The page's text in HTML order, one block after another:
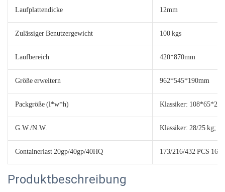
Laufplattendicke 12mm
Zulässiger Benutzergewicht 100 kgs
Laufbereich 420*870mm
Größe erweitern 962*545*190mm
Packgröße (l*w*h) Klassiker: 108*65*22
G.W./N.W. Klassiker: 28/25 kg;
Containerlast 20gp/40gp/40HQ 173/216/432 PCS
Produktbeschreibung